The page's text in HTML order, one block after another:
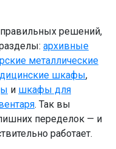
правильных решений,
архивные
металлические
шкафы,
и шкафы для
. Так вы
переделок — и
работает.